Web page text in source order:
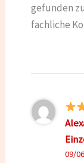
gefunden
fachliche
09/